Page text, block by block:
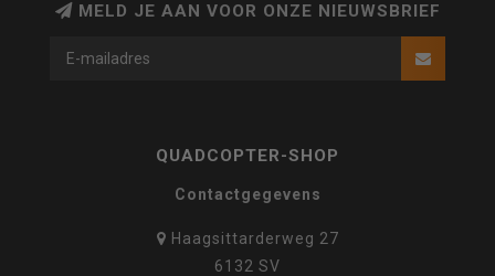
MELD JE AAN VOOR ONZE NIEUWSBRIEF
QUADCOPTER-SHOP
Contactgegevens
Haagsittarderweg 27
6132 SV